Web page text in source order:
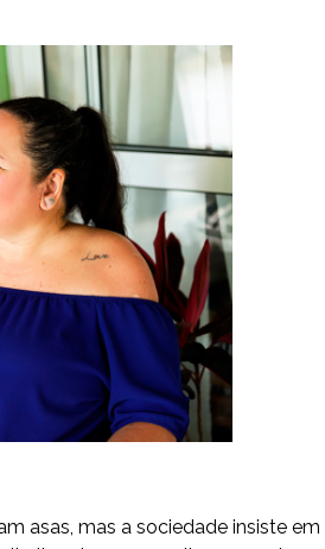
asas, mas a sociedade insiste em